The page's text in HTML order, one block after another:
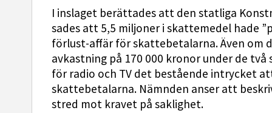
I inslaget berättades att den statliga
sades att 5,5 miljoner i skattemedel hade
förlust-affär för skattebetalarna. Även om
avkastning på 170 000 kronor under de
för radio och TV det bestående intrycket
skattebetalarna. Nämnden anser att
stred mot kravet på saklighet.